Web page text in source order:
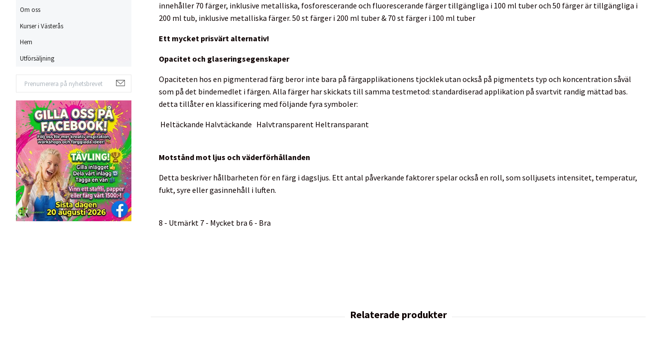
Om oss
Kurser i Västerås
Hem
Utförsäljning
innehåller 70 färger, inklusive metalliska, fosforescerande och fluorescerande färger tillgängliga i 100 ml tuber och 50 färger är tillgängliga i
200 ml tub, inklusive metalliska färger. 50 st färger i 200 ml tuber & 70 st färger i 100 ml tuber
Ett mycket prisvärt alternativ!
Opacitet och glaseringsegenskaper
Opaciteten hos en pigmenterad färg beror inte bara på färgapplikationens tjocklek utan också på pigmentets typ och koncentration såväl
som på det bindemedlet i färgen. Alla färger har skickats till samma testmetod: standardiserad applikation på svartvit randig mättad bas.
detta tillåter en klassificering med följande fyra symboler:
Heltäckande Halvtäckande Halvtransparent Heltransparant
Motstånd mot ljus och väderförhållanden
Detta beskriver hållbarheten för en färg i dagsljus. Ett antal påverkande faktorer spelar också en roll, som solljusets intensitet, temperatur,
fukt, syre eller gasinnehåll i luften.
8 - Utmärkt 7 - Mycket bra 6 - Bra